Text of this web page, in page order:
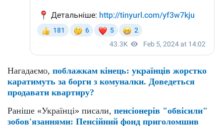
Нагадаємо, поблажкам кінець: українців жорстко
каратимуть за борги з комуналки. Доведеться
продавати квартиру?
Раніше «Українці» писали, пенсіонерів "обвісили"
зобов'язаннями: Пенсійний фонд приголомшив